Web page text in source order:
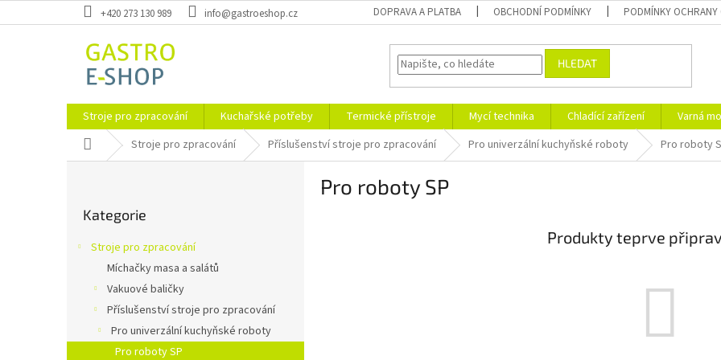
na
+420 273 130 989 info@gastroeshop.cz DOPRAVA A PLATBA OBCHODNÍ PODMÍNKY PODMÍNKY OCHRANY
HLEDAT
Stroje pro zpracování Kuchařské potřeby Termické přístroje Mycí technika Chladící zařízení Varná
Domů Stroje pro zpracování Příslušenství stroje pro zpracování Pro univerzální kuchyňské roboty Pro roboty
a
kategorie
Kategorie
Stroje pro zpracování
Míchačky masa a salátů
Vakuové baličky
Příslušenství stroje pro zpracování
Pro univerzální kuchyňské roboty
Pro roboty SP
Pro roboty SP
Produkty teprve